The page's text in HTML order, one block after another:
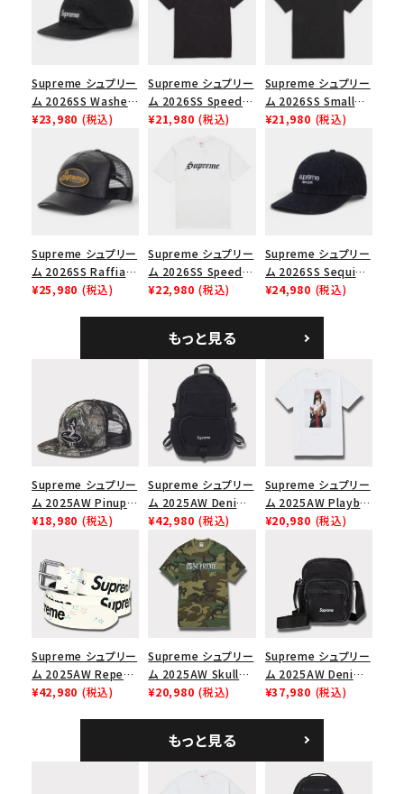
並び順
価格から探す
円 ～
在庫のない商品を表示する
Supreme シュプリー
ム 2026SS Washed
Chino Twill Camp
ノツイル キャンプキャ
ップ ブラック
¥23,980 (税込)
Supreme シュプリー
ム 2026SS Speed
Tee スピードTシャツ
¥21,980 (税込)
Supreme シュプリー
ム 2026SS Small
Box Tee スモールボ
¥21,980 (税込)
Supreme シュプリー
ム 2026SS Raffia
Mesh Back 5-Panel
¥25,980 (税込)
Supreme シュプリー
ム 2026SS Speed
Tee スピードTシャツ
¥22,980 (税込)
Supreme シュプリー
ム 2026SS Sequin
Denim Classic
シックロゴ 6パネルキ
ャップ ブラック
¥24,980 (税込)
もっと見る
Supreme シュプリー
ム 2025AW Pinup
Mesh Back 5-Panel
ュバック 5パネルキャ
ップ トゥルーティン
バーHTC フォールカ
¥18,980 (税込)
Supreme シュプリー
ム 2025AW Denim
Backpack デニム バ
ックパック ブラック
¥42,980 (税込)
Supreme シュプリー
ム 2025AW Playboi
Carti Tee プレイボ
¥20,980 (税込)
Supreme シュプリー
ム 2025AW Repeat
Leather Belt リピー
¥42,980 (税込)
Supreme シュプリー
ム 2025AW Skull
Tee スカル Tシャ
¥20,980 (税込)
Supreme シュプリー
ム 2025AW Denim
Shoulder Bag デニ
¥37,980 (税込)
もっと見る